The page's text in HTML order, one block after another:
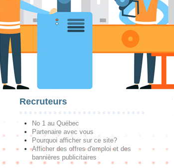
Recruteurs
No 1 au Québec
Partenaire avec vous
Pourquoi afficher sur ce site?
Afficher des offres d'emploi et des
bannières publicitaires